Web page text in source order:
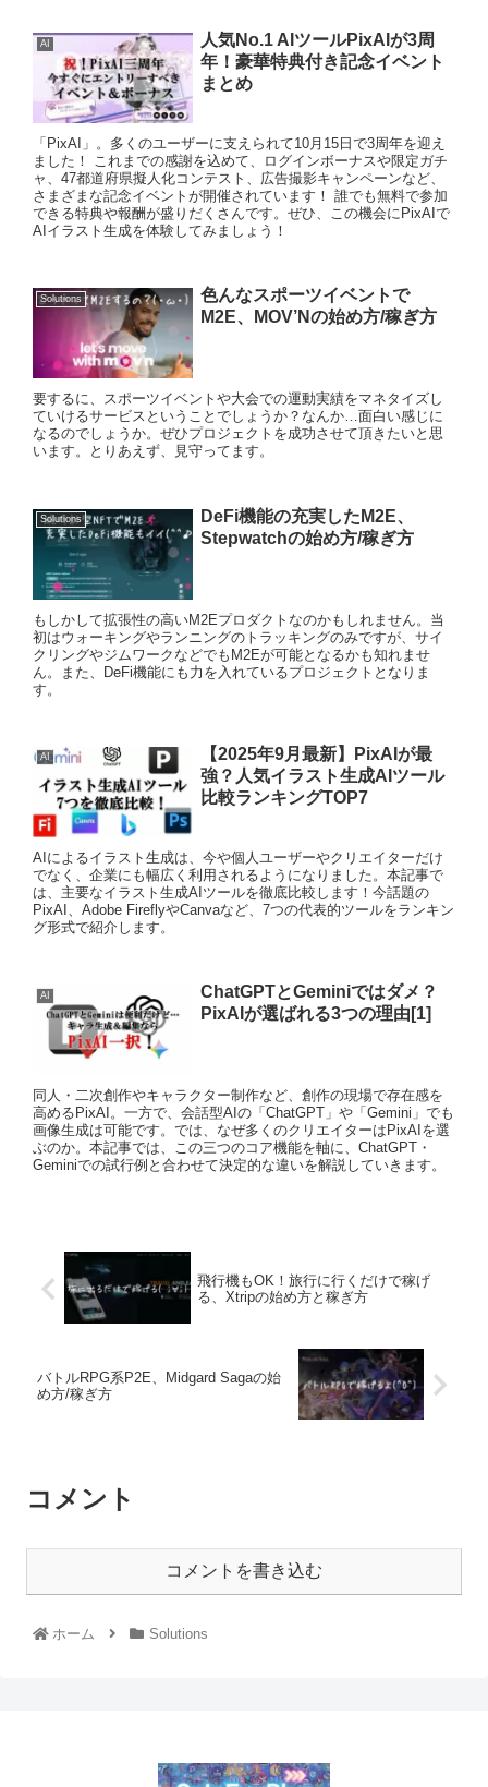
AI
人気No.1 AIツールPixAIが3周
年！豪華特典付き記念イベント
まとめ
「PixAI」。多くのユーザーに支えられて10月15日で3周年を迎え
ました！ これまでの感謝を込めて、ログインボーナスや限定ガチ
ャ、47都道府県擬人化コンテスト、広告撮影キャンペーンなど、
さまざまな記念イベントが開催されています！ 誰でも無料で参加
できる特典や報酬が盛りだくさんです。ぜひ、この機会にPixAIで
AIイラスト生成を体験してみましょう！
Solutions
色んなスポーツイベントで
M2E、MOV’Nの始め方/稼ぎ方
要するに、スポーツイベントや大会での運動実績をマネタイズし
ていけるサービスということでしょうか？なんか…面白い感じに
なるのでしょうか。ぜひプロジェクトを成功させて頂きたいと思
います。とりあえず、見守ってます。
Solutions
DeFi機能の充実したM2E、
Stepwatchの始め方/稼ぎ方
もしかして拡張性の高いM2Eプロダクトなのかもしれません。当
初はウォーキングやランニングのトラッキングのみですが、サイ
クリングやジムワークなどでもM2Eが可能となるかも知れませ
ん。また、DeFi機能にも力を入れているプロジェクトとなりま
す。
AI
【2025年9月最新】PixAIが最
強？人気イラスト生成AIツール
比較ランキングTOP7
AIによるイラスト生成は、今や個人ユーザーやクリエイターだけ
でなく、企業にも幅広く利用されるようになりました。本記事で
は、主要なイラスト生成AIツールを徹底比較します！今話題の
PixAI、Adobe FireflyやCanvaなど、7つの代表的ツールをランキン
グ形式で紹介します。
AI
ChatGPTとGeminiではダメ？
PixAIが選ばれる3つの理由[1]
同人・二次創作やキャラクター制作など、創作の現場で存在感を
高めるPixAI。一方で、会話型AIの「ChatGPT」や「Gemini」でも
画像生成は可能です。では、なぜ多くのクリエイターはPixAIを選
ぶのか。本記事では、この三つのコア機能を軸に、ChatGPT・
Geminiでの試行例と合わせて決定的な違いを解説していきます。
飛行機もOK！旅行に行くだけで稼げ
る、Xtripの始め方と稼ぎ方
バトルRPG系P2E、Midgard Sagaの始
め方/稼ぎ方
コメント
コメントを書き込む
ホーム Solutions